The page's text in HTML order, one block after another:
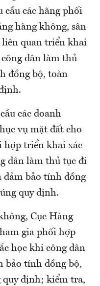
cầu các hãng phối
hàng không, sân
liên quan triển khai
dân làm thủ
đồng bộ, toàn
các doanh
vụ mặt đất cho
hợp triển khai xác
dân làm thủ tục đi
đảm bảo tính đồng
quy định.
Cục Hàng
gia phối hợp
học khi công dân
bảo tính đồng bộ,
quy định; kiểm tra,